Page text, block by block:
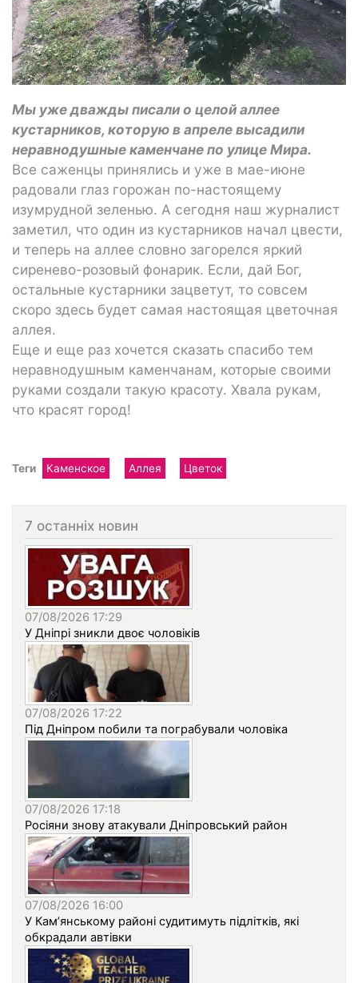
Мы уже дважды писали о целой аллее
кустарников, которую в апреле высадили
неравнодушные каменчане по улице Мира.
Все саженцы принялись и уже в мае-июне
радовали глаз горожан по-настоящему
изумрудной зеленью. А сегодня наш журналист
заметил, что один из кустарников начал цвести,
и теперь на аллее словно загорелся яркий
сиренево-розовый фонарик. Если, дай Бог,
остальные кустарники зацветут, то совсем
скоро здесь будет самая настоящая цветочная
аллея.
Еще и еще раз хочется сказать спасибо тем
неравнодушным каменчанам, которые своими
руками создали такую красоту. Хвала рукам,
что красят город!
Теги Каменское Аллея Цветок
7 останніх новин
07/08/2026 17:29
У Дніпрі зникли двоє чоловіків
07/08/2026 17:22
Під Дніпром побили та пограбували чоловіка
07/08/2026 17:18
Росіяни знову атакували Дніпровський район
07/08/2026 16:00
У Кам’янському районі судитимуть підлітків, які
обкрадали автівки